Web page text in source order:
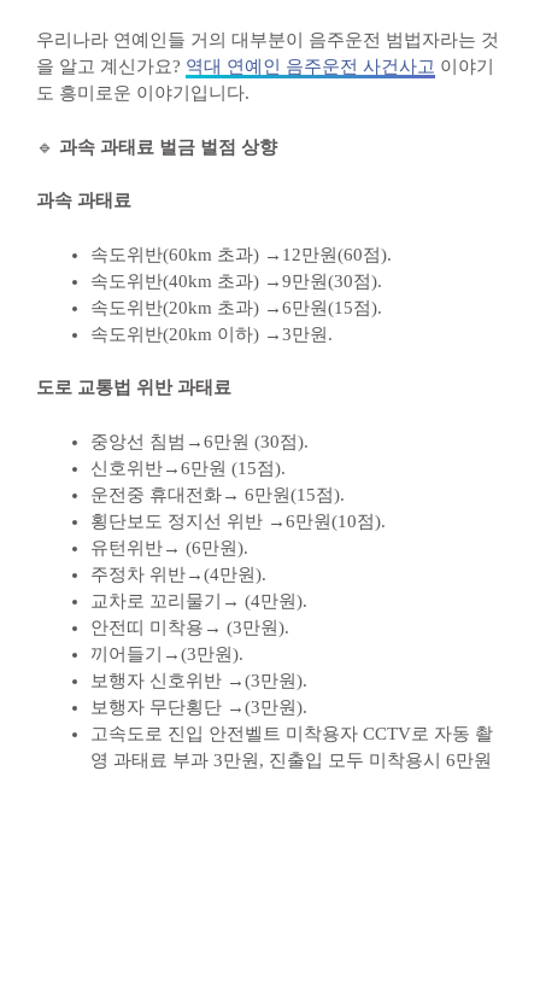
우리나라 연예인들 거의 대부분이 음주운전 범법자라는 것
을 알고 계신가요? 역대 연예인 음주운전 사건사고 이야기
도 흥미로운 이야기입니다.
🔹 과속 과태료 벌금 벌점 상향
과속 과태료
속도위반(60km 초과) →12만원(60점).
속도위반(40km 초과) →9만원(30점).
속도위반(20km 초과) →6만원(15점).
속도위반(20km 이하) →3만원.
도로 교통법 위반 과태료
중앙선 침범→6만원 (30점).
신호위반→6만원 (15점).
운전중 휴대전화→ 6만원(15점).
횡단보도 정지선 위반 →6만원(10점).
유턴위반→ (6만원).
주정차 위반→(4만원).
교차로 꼬리물기→ (4만원).
안전띠 미착용→ (3만원).
끼어들기→(3만원).
보행자 신호위반 →(3만원).
보행자 무단횡단 →(3만원).
고속도로 진입 안전벨트 미착용자 CCTV로 자동 촬
영 과태료 부과 3만원, 진출입 모두 미착용시 6만원